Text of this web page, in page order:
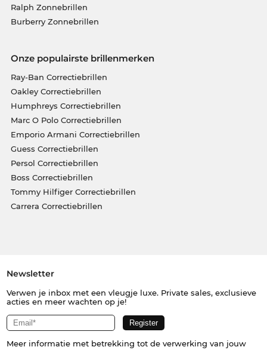
Ralph Zonnebrillen
Burberry Zonnebrillen
Onze populairste brillenmerken
Ray-Ban Correctiebrillen
Oakley Correctiebrillen
Humphreys Correctiebrillen
Marc O Polo Correctiebrillen
Emporio Armani Correctiebrillen
Guess Correctiebrillen
Persol Correctiebrillen
Boss Correctiebrillen
Tommy Hilfiger Correctiebrillen
Carrera Correctiebrillen
Newsletter
Verwen je inbox met een vleugje luxe. Private sales, exclusieve
acties en meer wachten op je!
Meer informatie met betrekking tot de verwerking van jouw